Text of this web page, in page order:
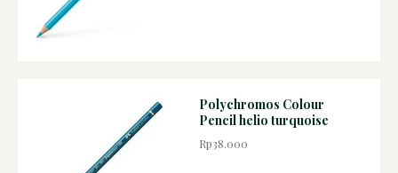
Polychromos Colour
Pencil helio turquoise
Rp38.000